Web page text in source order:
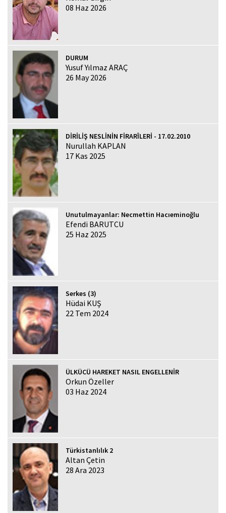
08 Haz 2026
DURUM
Yusuf Yılmaz ARAÇ
26 May 2026
DİRİLİŞ NESLİNİN FİRARÎLERİ - 17.02.2010
Nurullah KAPLAN
17 Kas 2025
Unutulmayanlar: Necmettin Hacıeminoğlu
Efendi BARUTCU
25 Haz 2025
Serkes (3)
Hüdai KUŞ
22 Tem 2024
ÜLKÜCÜ HAREKET NASIL ENGELLENİR
Orkun Özeller
03 Haz 2024
Türkistanlılık 2
Altan Çetin
28 Ara 2023